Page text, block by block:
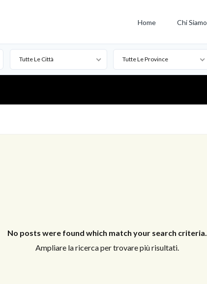
Home Chi Siamo
Tutte Le Città Tutte Le Province
No posts were found which match your search criteria.
Ampliare la ricerca per trovare più risultati.